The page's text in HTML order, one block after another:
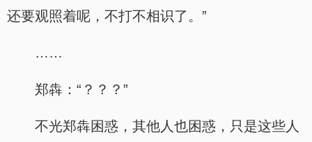
还要观照着呢，不打不相识了。”
……
郑犇：“？？？”
不光郑犇困惑，其他人也困惑，只是这些人